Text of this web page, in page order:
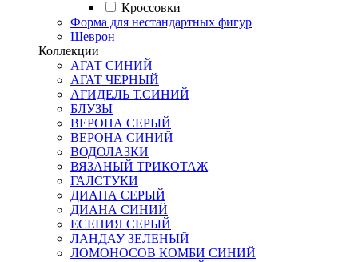
Кроссовки
Форма для нестандартных фигур
Шеврон
Коллекции
АГАТ СИНИЙ
АГАТ ЧЕРНЫЙ
АГИДЕЛЬ Т.СИНИЙ
БЛУЗЫ
ВЕРОНА СЕРЫЙ
ВЕРОНА СИНИЙ
ВОДОЛАЗКИ
ВЯЗАНЫЙ ТРИКОТАЖ
ГАЛСТУКИ
ДИАНА СЕРЫЙ
ДИАНА СИНИЙ
ЕСЕНИЯ СЕРЫЙ
ЛАНДАУ ЗЕЛЕНЫЙ
ЛОМОНОСОВ КОМБИ СИНИЙ